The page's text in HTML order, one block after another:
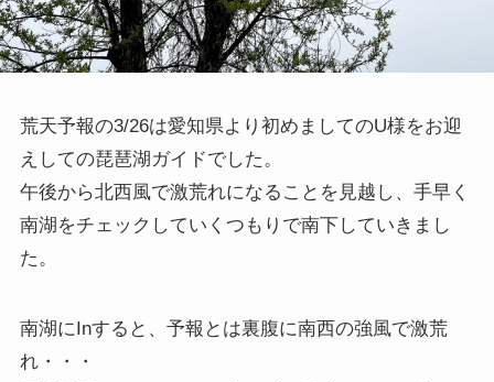
荒天予報の3/26は愛知県より初めましてのU様をお迎
えしての琵琶湖ガイドでした。
午後から北西風で激荒れになることを見越し、手早く
南湖をチェックしていくつもりで南下していきまし
た。
南湖にInすると、予報とは裏腹に南西の強風で激荒
れ・・・